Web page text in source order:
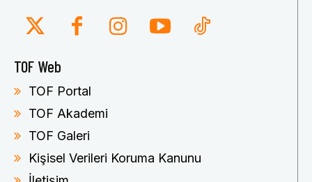
TOF Web
TOF Portal
TOF Akademi
TOF Galeri
Kişisel Verileri Koruma Kanunu